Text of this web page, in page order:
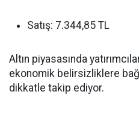
Satış: 7.344,85 TL
Altın piyasasında
ekonomik belirsizliklere
dikkatle takip ediyor.